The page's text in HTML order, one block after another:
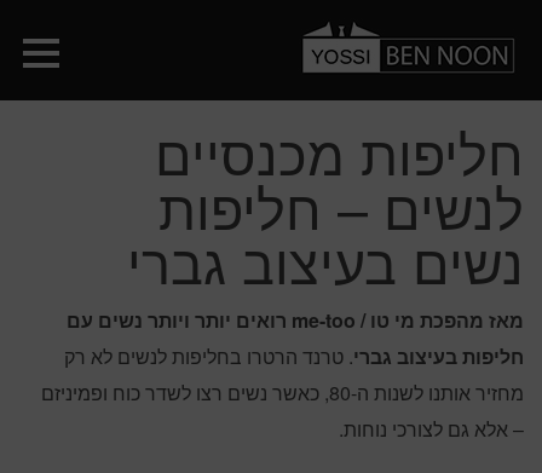
חליפות מכנסיים
לנשים – חליפות
נשים בעיצוב גברי
מאז מהפכת מי טו / me-too רואים יותר ויותר נשים עם
חליפות בעיצוב גברי. טרנד הרטרו בחליפות לנשים לא רק
מחזיר אותנו לשנות ה-80, כאשר נשים רצו לשדר כוח ופמיניזם
– אלא גם לצורכי נוחות.